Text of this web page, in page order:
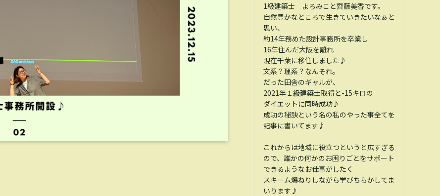
1級建築士 よろみこと齊藤美香です。
自然豊かなところで生きていきたいなぁと
思い、
約14年務めた設計事務所を卒業し
16年住んだ大阪を離れ
現在千葉に移住しました♪
文系？理系？なんそれ。
だった田舎のギャルが、
2021年１級建築士取得と-15キロの
ダイエットに同時成功♪
成功の秘訣という名の私のやった事全てを
記事に書いてます♪
これからは地域に役立つというと広すぎる
ので、誰かの何かのお困りごとをサポート
できるようなお仕事がしたく
スキーム爆ねりしながら学びちらかしてま
いります♪